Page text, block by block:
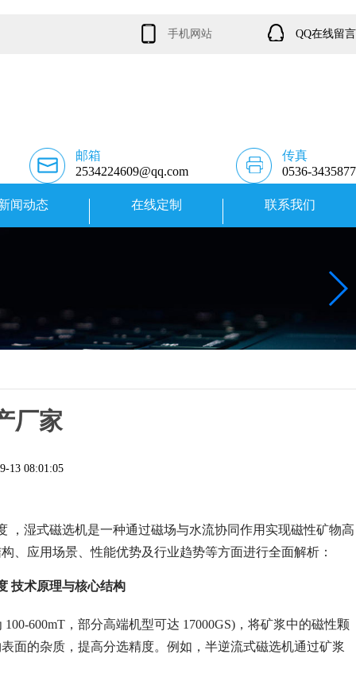
手机网站 QQ在线留言
邮箱
2534224609@qq.com
传真
0536-3435877
闻动态 在线定制 联系我们
厂家
13 08:01:05
，湿式磁选机是一种通过磁场与水流协同作用实现磁性矿物高
、应用场景、性能优势及行业趋势等方面进行全面解析：
技术原理与核心结构
600mT，部分高端机型可达 17000GS)，将矿浆中的磁性颗
面的杂质，提高分选精度。例如，半逆流式磁选机通过矿浆